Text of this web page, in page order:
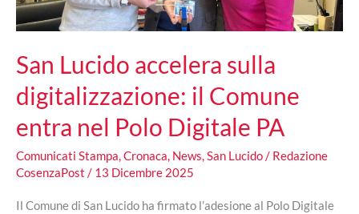
San Lucido accelera sulla
digitalizzazione: il Comune
entra nel Polo Digitale PA
Comunicati Stampa,Cronaca, News,San Lucido/ Redazione
CosenzaPost / 13 Dicembre 2025
Il Comune di San Lucido ha firmato l’adesione al Polo Digitale